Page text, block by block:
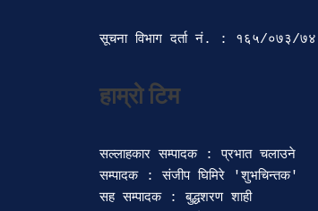
सूचना विभाग दर्ता‍ नं. : १६५/०७३/७४
हाम्रो टिम
सल्लाहकार सम्पादक : प्रभात चलाउने
सम्पादक : संजीप घिमिरे 'शुभचिन्तक'
सह सम्पादक : बुद्धशरण शाही